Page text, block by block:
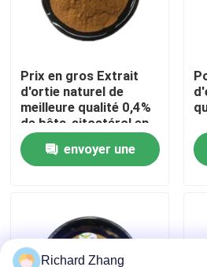
Contrôle de la qualité
Demandez un devis
Poudre d'extrait de plante
Matières premières
Prix en gros Extrait
d'ortie naturel de
meilleure qualité 0,4%
de bêta-sitostérol en
poudre
envoyer une
Richard Zhang